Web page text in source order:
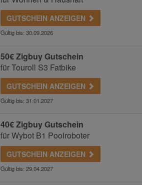
GUTSCHEIN ANZEIGEN
Gültig bis: 30.09.2026
50€ Zigbuy Gutschein
für Touroll S3 Fatbike
GUTSCHEIN ANZEIGEN
Gültig bis: 31.01.2027
40€ Zigbuy Gutschein
für Wybot B1 Poolroboter
GUTSCHEIN ANZEIGEN
Gültig bis: 29.04.2027